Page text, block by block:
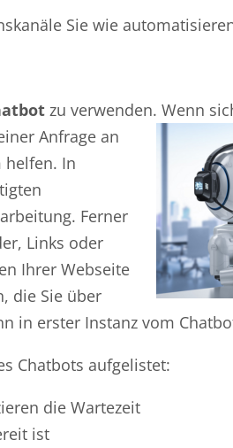
Sie wie
zu verwenden. Wenn
Anfrage an
helfen. In
Ferner
Links oder
Ihrer Webseite
die Sie über
in erster Instanz vom
Chatbots aufgelistet:
die Wartezeit
ist